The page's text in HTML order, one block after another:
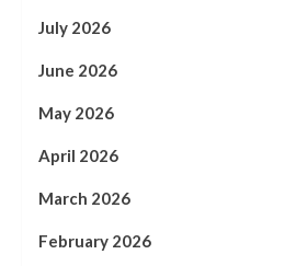
July 2026
June 2026
May 2026
April 2026
March 2026
February 2026